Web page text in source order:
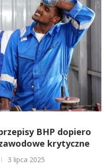
BHP dopiero
krytyczne
3 lipca 2025